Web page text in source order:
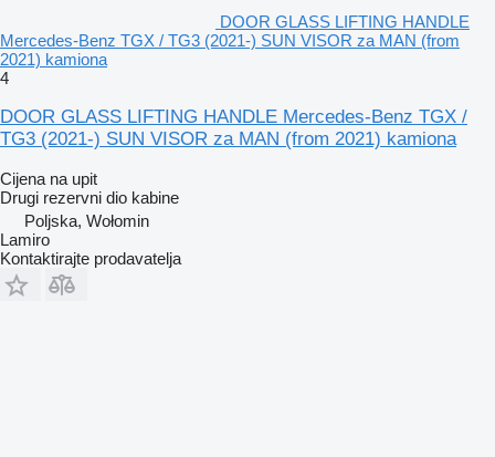
DOOR GLASS LIFTING HANDLE
Mercedes-Benz TGX / TG3 (2021-) SUN VISOR za MAN (from
2021) kamiona
4
DOOR GLASS LIFTING HANDLE Mercedes-Benz TGX /
TG3 (2021-) SUN VISOR za MAN (from 2021) kamiona
Cijena na upit
Drugi rezervni dio kabine
Poljska, Wołomin
Lamiro
Kontaktirajte prodavatelja